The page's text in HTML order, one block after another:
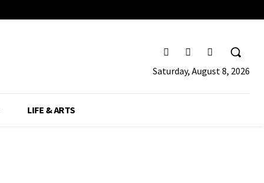
Saturday, August 8, 2026
LIFE & ARTS